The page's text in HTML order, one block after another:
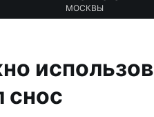
МОСКВЫ
снос